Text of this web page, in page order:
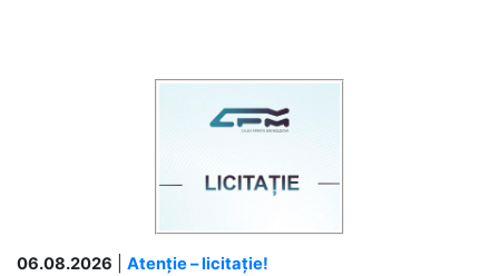
06.08.2026
Atenție – licitație!